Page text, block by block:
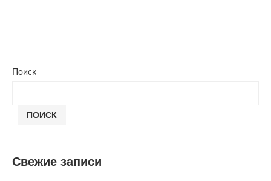
Поиск
ПОИСК
Свежие записи